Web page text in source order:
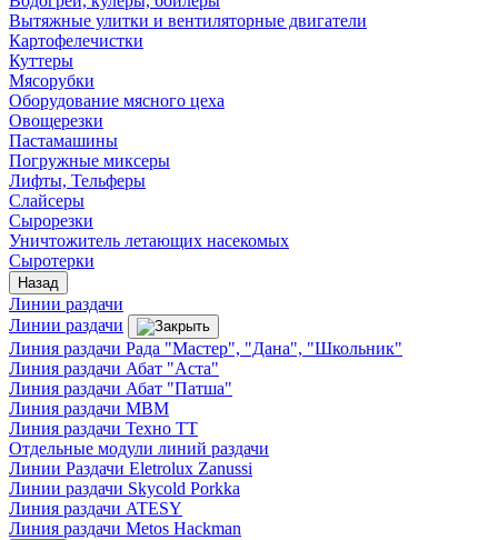
Вытяжные улитки и вентиляторные двигатели
Картофелечистки
Куттеры
Мясорубки
Оборудование мясного цеха
Овощерезки
Пастамашины
Погружные миксеры
Лифты, Тельферы
Слайсеры
Сырорезки
Уничтожитель летающих насекомых
Сыротерки
Назад
Линии раздачи
Линии раздачи
Линия раздачи Рада "Мастер", "Дана", "Школьник"
Линия раздачи Абат "Аста"
Линия раздачи Абат "Патша"
Линия раздачи МВМ
Линия раздачи Техно ТТ
Отдельные модули линий раздачи
Линии Раздачи Eletrolux Zanussi
Линии раздачи Skycold Porkka
Линия раздачи ATESY
Линия раздачи Metos Hackman